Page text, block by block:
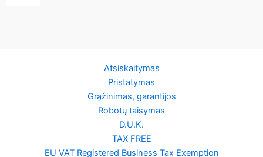
Atsiskaitymas
Pristatymas
Grąžinimas, garantijos
Robotų taisymas
D.U.K.
TAX FREE
EU VAT Registered Business Tax Exemption